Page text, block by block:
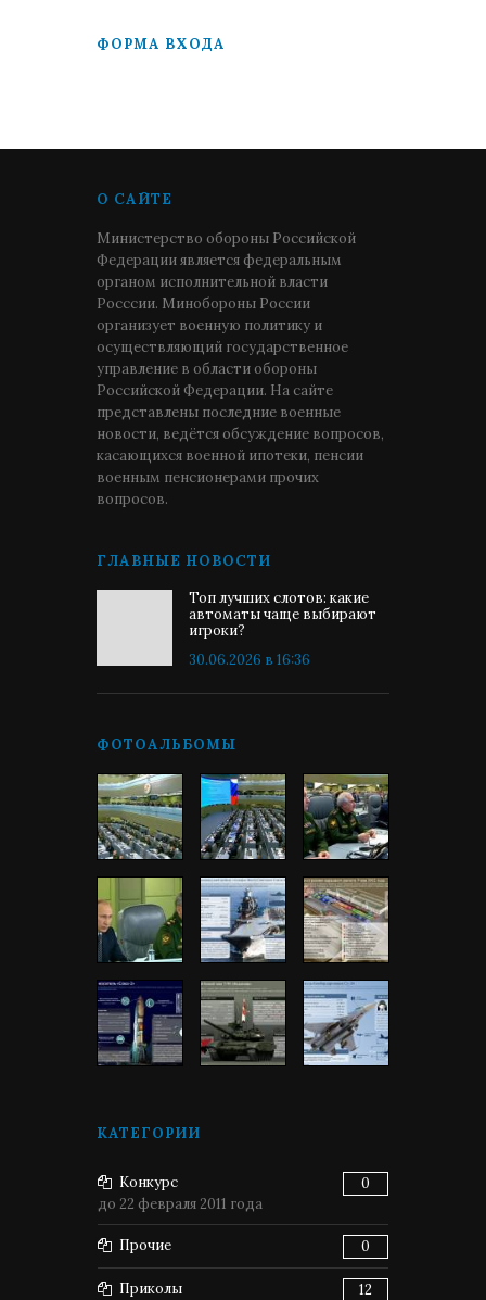
ФОРМА ВХОДА
О САЙТЕ
Министерство обороны Российской
Федерации является федеральным
органом исполнительной власти
Росссии. Минобороны России
организует военную политику и
осуществляющий государственное
управление в области обороны
Российской Федерации. На сайте
представлены последние военные
новости, ведётся обсуждение вопросов,
касающихся военной ипотеки, пенсии
военным пенсионерами прочих
вопросов.
ГЛАВНЫЕ НОВОСТИ
Топ лучших слотов: какие
автоматы чаще выбирают
игроки?
30.06.2026 в 16:36
ФОТОАЛЬБОМЫ
КАТЕГОРИИ
Конкурс
0
до 22 февраля 2011 года
Прочие 0
Приколы 12